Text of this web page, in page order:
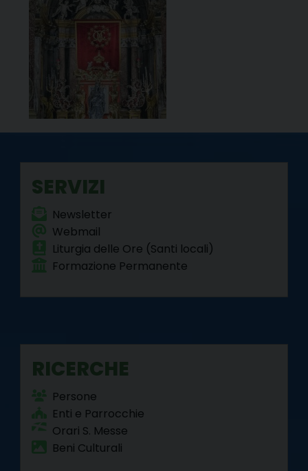
SERVIZI
Newsletter
Webmail
Liturgia delle Ore (Santi locali)
Formazione Permanente
RICERCHE
Persone
Enti e Parrocchie
Orari S. Messe
Beni Culturali